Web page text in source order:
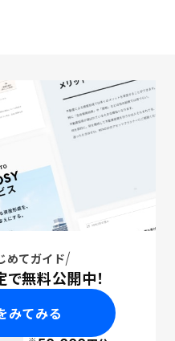
めてガイド
無料公開中！
みてみる